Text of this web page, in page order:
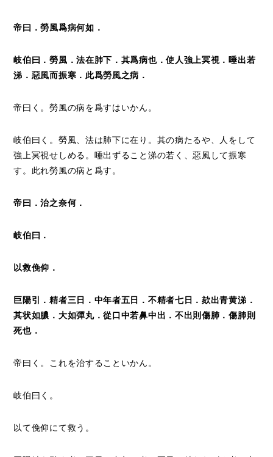
帝曰．勞風爲病何如．
岐伯曰．勞風．法在肺下．其爲病也．使人強上冥視．唾出若
涕．惡風而振寒．此爲勞風之病．
帝曰く。勞風の病を爲すはいかん。
岐伯曰く。勞風、法は肺下に在り。其の病たるや、人をして
強上冥視せしめる。唾出ずること涕の若く、惡風して振寒
す。此れ勞風の病と爲す。
帝曰．治之奈何．
岐伯曰．
以救俛仰．
巨陽引．精者三日．中年者五日．不精者七日．欬出青黄涕．
其状如膿．大如彈丸．從口中若鼻中出．不出則傷肺．傷肺則
死也．
帝曰く。これを治することいかん。
岐伯曰く。
以て俛仰にて救う。